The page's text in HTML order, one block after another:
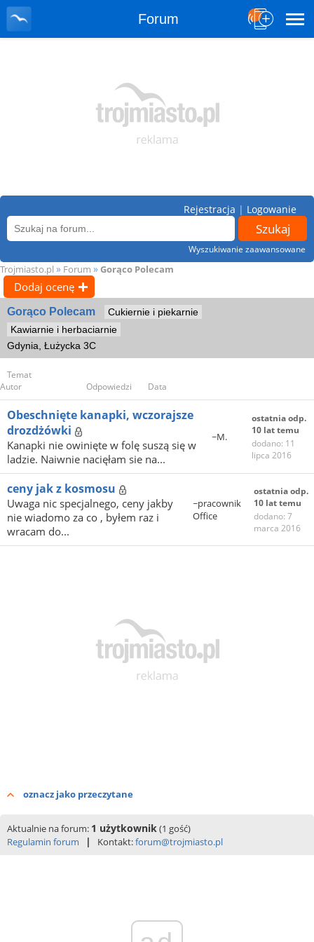
Forum
Wyszukiwanie zaawansowane
Rejestracja | Logowanie
Trojmiasto.pl » Forum » Gorąco Polecam
Dodaj ocenę
Gorąco Polecam
Cukiernie i piekarnie
Kawiarnie i herbaciarnie
Gdynia, Łużycka 3C
Temat
Autor
Odpowiedzi Data
Obeschnięte kanapki, wczorajsze
drozdżówki
Kanapki nie owinięte w folę suszą się w
ladzie. Naiwnie nacięłam sie na...
~M.
ostatnia odp.
10 lat temu
dodano: 11
lipca 2016
ceny jak z kosmosu
Uwaga nic specjalnego, ceny jakby
nie wiadomo za co , byłem raz i
wracam do...
~pracownik
Office
ostatnia odp.
10 lat temu
dodano: 7
marca 2016
oznacz jako przeczytane
Aktualnie na forum: 1 użytkownik(1 gość)
Regulamin forum
| Kontakt:forum@trojmiasto.pl